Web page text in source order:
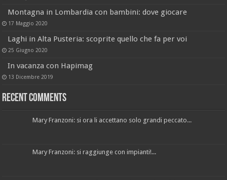
Montagna in Lombardia con bambini: dove giocare
17 Maggio 2020
Laghi in Alta Pusteria: scoprite quello che fa per voi
25 Giugno 2020
In vacanza con Hapimag
13 Dicembre 2019
Recent Comments
Mary Franzoni: si ora li accettano solo grandi peccato...
Mary Franzoni: si raggiunge con impianti!...